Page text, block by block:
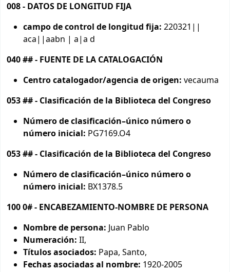
008 - DATOS DE LONGITUD FIJA
campo de control de longitud fija: 220321||
aca||aabn | a|a d
040 ## - FUENTE DE LA CATALOGACIÓN
Centro catalogador/agencia de origen: vecauma
053 ## - Clasificación de la Biblioteca del Congreso
Número de clasificación–único número o
número inicial: PG7169.O4
053 ## - Clasificación de la Biblioteca del Congreso
Número de clasificación–único número o
número inicial: BX1378.5
100 0# - ENCABEZAMIENTO-NOMBRE DE PERSONA
Nombre de persona: Juan Pablo
Numeración: II,
Títulos asociados: Papa, Santo,
Fechas asociadas al nombre: 1920-2005